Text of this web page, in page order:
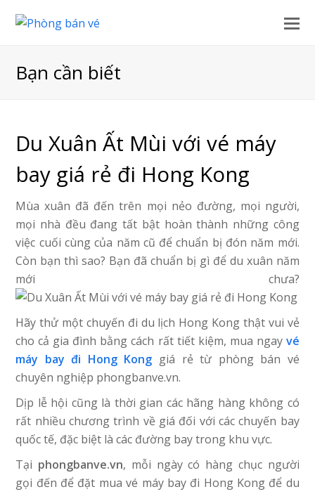
Bạn cần biết
Du Xuân Ất Mùi với vé máy
bay giá rẻ đi Hong Kong
Mùa xuân đã đến trên mọi nẻo đường, mọi người,
mọi nhà đều đang tất bật hoàn thành những công
việc cuối cùng của năm cũ để chuẩn bị đón năm mới.
Còn bạn thì sao? Bạn đã chuẩn bị gì để du xuân năm
mới chưa?
Hãy thử một chuyến đi du lịch Hong Kong thật vui vẻ
cho cả gia đình bằng cách rất tiết kiệm, mua ngay vé
máy bay đi Hong Kong giá rẻ từ phòng bán vé
chuyên nghiệp phongbanve.vn.
Dịp lễ hội cũng là thời gian các hãng hàng không có
rất nhiều chương trình về giá đối với các chuyến bay
quốc tế, đặc biệt là các đường bay trong khu vực.
Tại phongbanve.vn, mỗi ngày có hàng chục người
gọi đến để đặt mua vé máy bay đi Hong Kong để du